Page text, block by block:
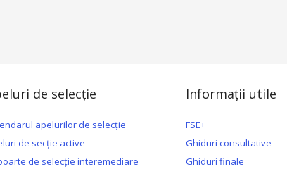
de selecție
apelurilor de selecție
de secție active
de selecție interemediare
Informații utile
FSE+
Ghiduri consultative
Ghiduri finale